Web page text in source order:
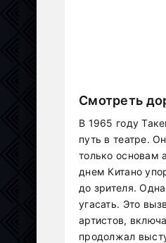
Смотреть
В 1965 году
путь в театре.
только основам
днем Китано
до зрителя.
угасать. Это
артистов,
продолжал